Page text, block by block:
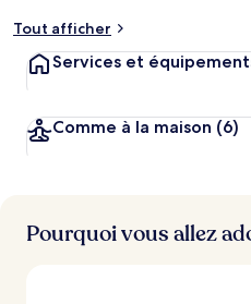
Tout afficher
Services et
Comme à la maison (6)
Pourquoi vous allez